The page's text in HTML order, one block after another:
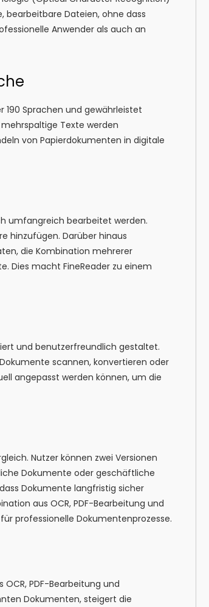
bearbeitbare Dateien, ohne dass
Anwender als auch an
190 Sprachen und gewährleistet
Texte werden
von Papierdokumenten in digitale
umfangreich bearbeitet werden.
hinzufügen. Darüber hinaus
die Kombination mehrerer
Dies macht FineReader zu einem
und benutzerfreundlich gestaltet.
scannen, konvertieren oder
angepasst werden können, um die
Nutzer können zwei Versionen
Dokumente oder geschäftliche
Dokumente langfristig sicher
aus OCR, PDF-Bearbeitung und
professionelle Dokumentenprozesse.
PDF-Bearbeitung und
Dokumenten, steigert die